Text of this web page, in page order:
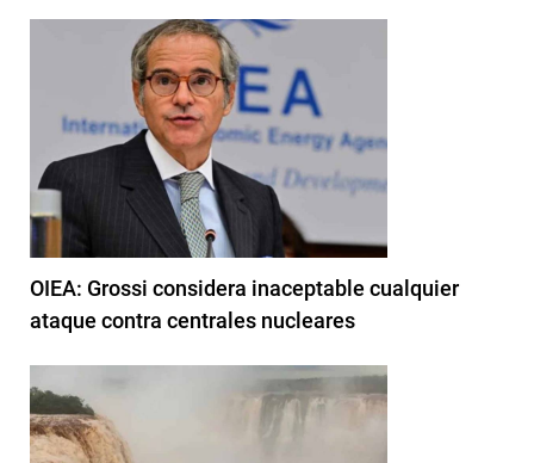
OIEA: Grossi considera inaceptable cualquier
ataque contra centrales nucleares